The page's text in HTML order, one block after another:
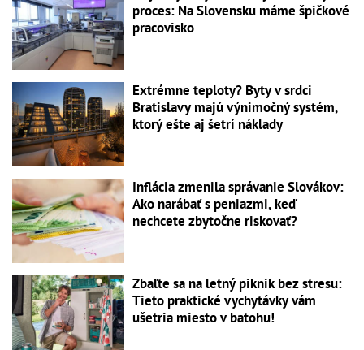
proces: Na Slovensku máme špičkové
pracovisko
Extrémne teploty? Byty v srdci
Bratislavy majú výnimočný systém,
ktorý ešte aj šetrí náklady
Inflácia zmenila správanie Slovákov:
Ako narábať s peniazmi, keď
nechcete zbytočne riskovať?
Zbaľte sa na letný piknik bez stresu:
Tieto praktické vychytávky vám
ušetria miesto v batohu!